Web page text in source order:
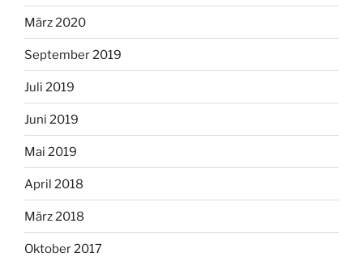
März 2020
September 2019
Juli 2019
Juni 2019
Mai 2019
April 2018
März 2018
Oktober 2017